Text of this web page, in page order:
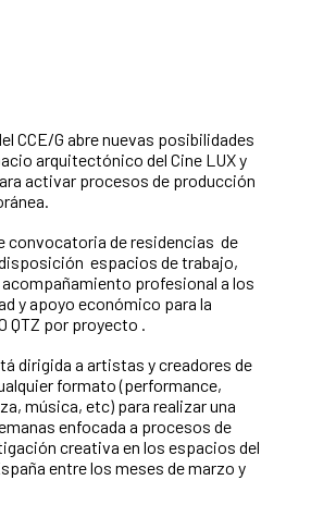
CCE/G abre nuevas posibilidades
arquitectónico del Cine LUX y
activar procesos de producción
convocatoria de residencias de
espacios de trabajo,
profesional a los
y apoyo económico para la
QTZ por proyecto .
dirigida a artistas y creadores de
formato (performance,
música, etc) para realizar una
enfocada a procesos de
creativa en los espacios del
entre los meses de marzo y